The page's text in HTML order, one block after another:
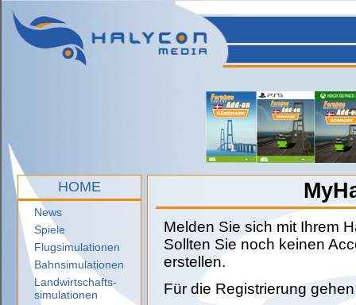
HOME
News
Spiele
Flugsimulationen
Bahnsimulationen
Landwirtschafts-
simulationen
Melden Sie sich mit Ihrem
Sollten Sie noch keinen
erstellen.
Für die Registrierung